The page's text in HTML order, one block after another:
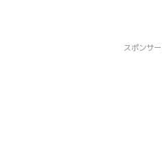
スポンサ